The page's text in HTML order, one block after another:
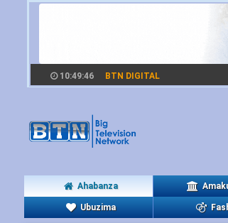
10:49:50 BTN DIGITAL
Ahabanza
Ubuzima